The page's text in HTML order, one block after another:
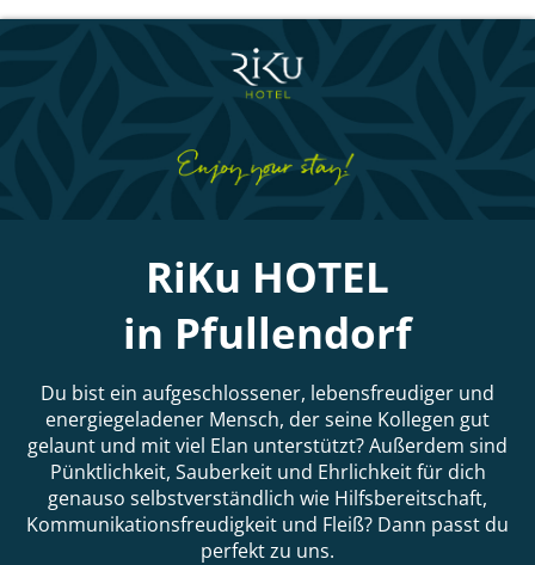
RiKu HOTEL
in Pfullendorf
Du bist ein aufgeschlossener, lebensfreudiger und
energiegeladener Mensch, der seine Kollegen gut
gelaunt und mit viel Elan unterstützt? Außerdem sind
Pünktlichkeit, Sauberkeit und Ehrlichkeit für dich
genauso selbstverständlich wie Hilfsbereitschaft,
Kommunikationsfreudigkeit und Fleiß? Dann passt du
perfekt zu uns.